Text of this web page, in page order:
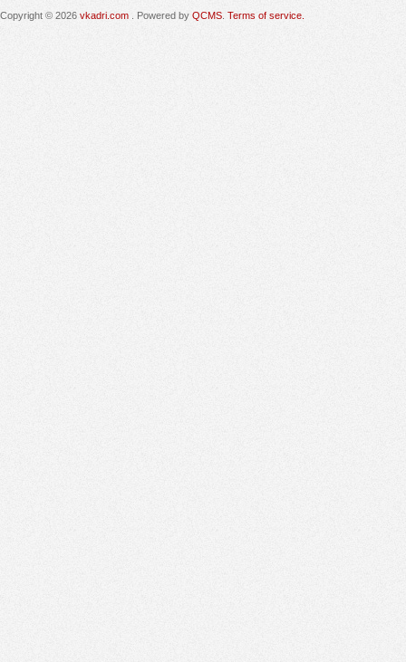
Copyright © 2026 vkadri.com . Powered by QCMS Terms of service.